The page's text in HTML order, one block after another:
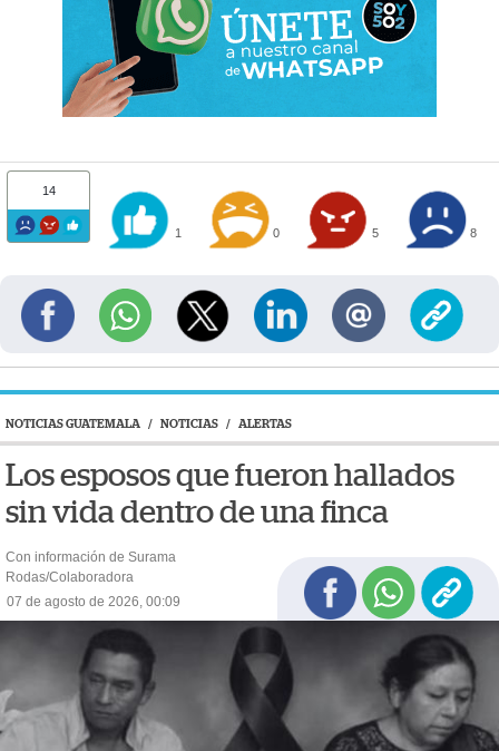
14
1 0 5 8
NOTICIAS GUATEMALA / NOTICIAS / ALERTAS
Los esposos que fueron hallados
sin vida dentro de una finca
Con información de Surama
Rodas/Colaboradora
07 de agosto de 2026, 00:09